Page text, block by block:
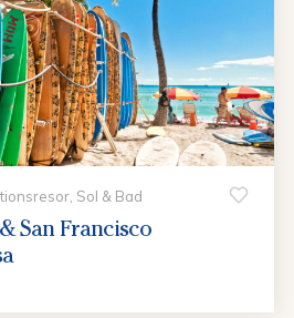
Sol & Bad
San Francisco